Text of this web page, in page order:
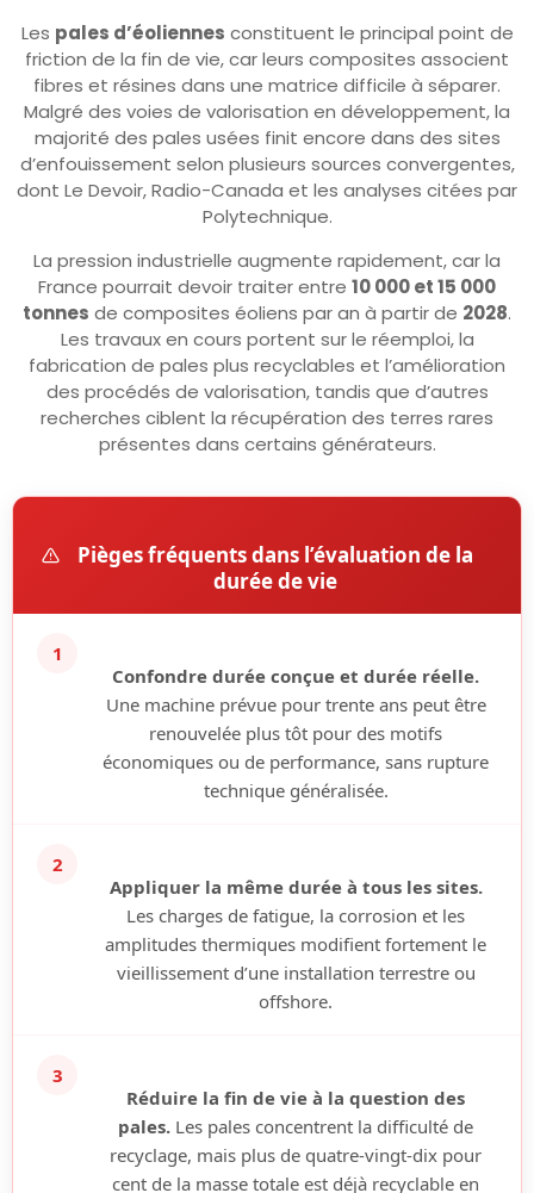
Les pales d’éoliennes constituent le principal point de
friction de la fin de vie, car leurs composites associent
fibres et résines dans une matrice difficile à séparer.
Malgré des voies de valorisation en développement, la
majorité des pales usées finit encore dans des sites
d’enfouissement selon plusieurs sources convergentes,
dont Le Devoir, Radio-Canada et les analyses citées par
Polytechnique.
La pression industrielle augmente rapidement, car la
France pourrait devoir traiter entre 10 000 et 15 000
tonnes de composites éoliens par an à partir de 2028.
Les travaux en cours portent sur le réemploi, la
fabrication de pales plus recyclables et l’amélioration
des procédés de valorisation, tandis que d’autres
recherches ciblent la récupération des terres rares
présentes dans certains générateurs.
Pièges fréquents dans l’évaluation de la
durée de vie
1
Confondre durée conçue et durée réelle.
Une machine prévue pour trente ans peut être
renouvelée plus tôt pour des motifs
économiques ou de performance, sans rupture
technique généralisée.
2
Appliquer la même durée à tous les sites.
Les charges de fatigue, la corrosion et les
amplitudes thermiques modifient fortement le
vieillissement d’une installation terrestre ou
offshore.
3
Réduire la fin de vie à la question des
pales. Les pales concentrent la difficulté de
recyclage, mais plus de quatre-vingt-dix pour
cent de la masse totale est déjà recyclable en